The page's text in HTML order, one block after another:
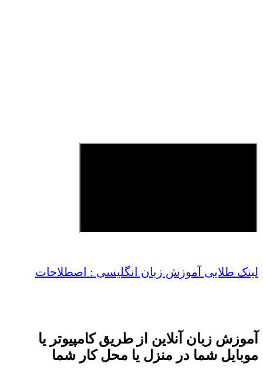
لینک طلایی آموزش زبان انگلیسی : اصطلاحات
آموزش زبان آنلاین از طریق کامپیوتر یا
موبایل شما در منزل یا محل کار شما